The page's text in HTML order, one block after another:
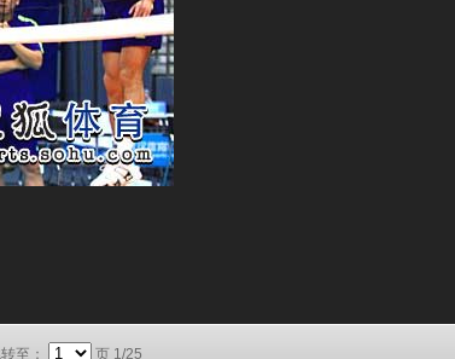
至： 页 1/25